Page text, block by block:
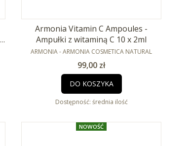
Armonia Vitamin C Ampoules -
Ampułki z witaminą C 10 x 2ml
PRODUCENT
ARMONIA - ARMONIA COSMETICA NATURAL
Cena
99,00 zł
DO KOSZYKA
Dostępność: średnia ilość
NOWOŚĆ